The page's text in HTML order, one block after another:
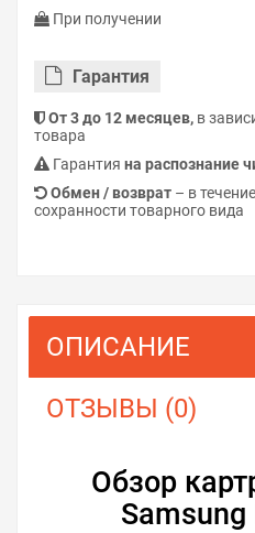
При получении
Гарантия
От 3 до 12 месяцев, в
товара
Гарантия на распознание
Обмен / возврат – в
сохранности товарного вида
ОПИСАНИЕ
ОТЗЫВЫ (0)
Обзор